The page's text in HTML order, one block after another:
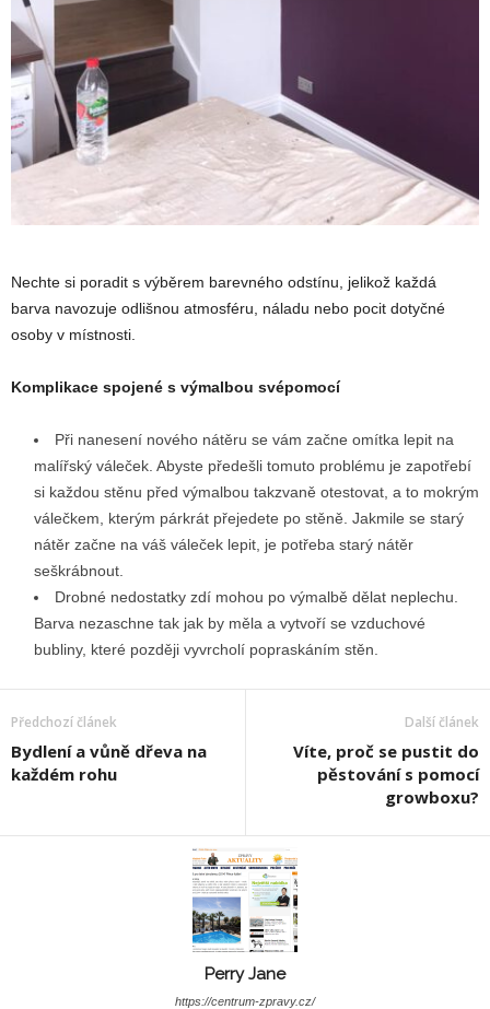
Nechte si poradit s výběrem barevného odstínu, jelikož každá
barva navozuje odlišnou atmosféru, náladu nebo pocit dotyčné
osoby v místnosti.
Komplikace spojené s výmalbou svépomocí
Při nanesení nového nátěru se vám začne omítka lepit na
malířský váleček. Abyste předešli tomuto problému je zapotřebí
si každou stěnu před výmalbou takzvaně otestovat, a to mokrým
válečkem, kterým párkrát přejedete po stěně. Jakmile se starý
nátěr začne na váš váleček lepit, je potřeba starý nátěr
seškrábnout.
Drobné nedostatky zdí mohou po výmalbě dělat neplechu.
Barva nezaschne tak jak by měla a vytvoří se vzduchové
bubliny, které později vyvrcholí popraskáním stěn.
Předchozí článek
Bydlení a vůně dřeva na
každém rohu
Další článek
Víte, proč se pustit do
pěstování s pomocí
growboxu?
Perry Jane
https://centrum-zpravy.cz/